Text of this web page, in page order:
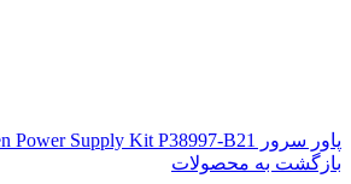
پاور سرور HPE 1600W Flex Slot Platinum Hot Plug Low Halogen Power Supply Kit P38997-B21
بازگشت به محصولات